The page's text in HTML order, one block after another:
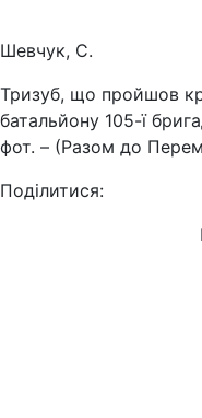
Шевчук, С.
Тризуб, що пройшов
батальйону 105-ї
фот. – (Разом до
Поділитися: